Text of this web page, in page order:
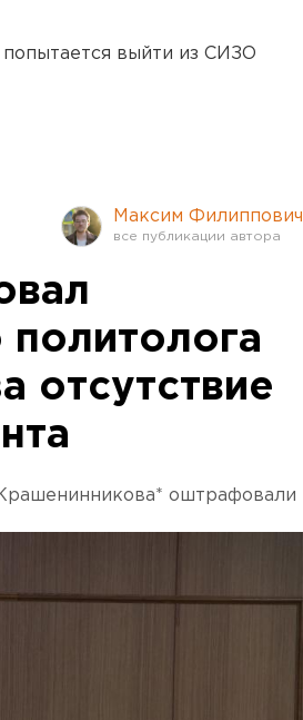
выйти из СИЗО
Максим Филиппович
политолога
отсутствие
оштрафовали